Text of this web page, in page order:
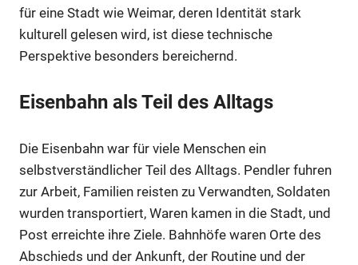
für eine Stadt wie Weimar, deren Identität stark
kulturell gelesen wird, ist diese technische
Perspektive besonders bereichernd.
Eisenbahn als Teil des Alltags
Die Eisenbahn war für viele Menschen ein
selbstverständlicher Teil des Alltags. Pendler fuhren
zur Arbeit, Familien reisten zu Verwandten, Soldaten
wurden transportiert, Waren kamen in die Stadt, und
Post erreichte ihre Ziele. Bahnhöfe waren Orte des
Abschieds und der Ankunft, der Routine und der